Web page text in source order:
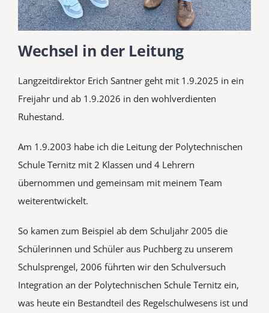
Wechsel in der Leitung
Langzeitdirektor Erich Santner geht mit 1.9.2025 in ein
Freijahr und ab 1.9.2026 in den wohlverdienten
Ruhestand.
Am 1.9.2003 habe ich die Leitung der Polytechnischen
Schule Ternitz mit 2 Klassen und 4 Lehrern
übernommen und gemeinsam mit meinem Team
weiterentwickelt.
So kamen zum Beispiel ab dem Schuljahr 2005 die
Schülerinnen und Schüler aus Puchberg zu unserem
Schulsprengel, 2006 führten wir den Schulversuch
Integration an der Polytechnischen Schule Ternitz ein,
was heute ein Bestandteil des Regelschulwesens ist und